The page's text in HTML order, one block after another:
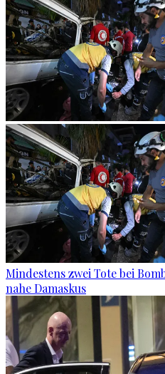
Mindestens zwei Tote bei
nahe Damaskus